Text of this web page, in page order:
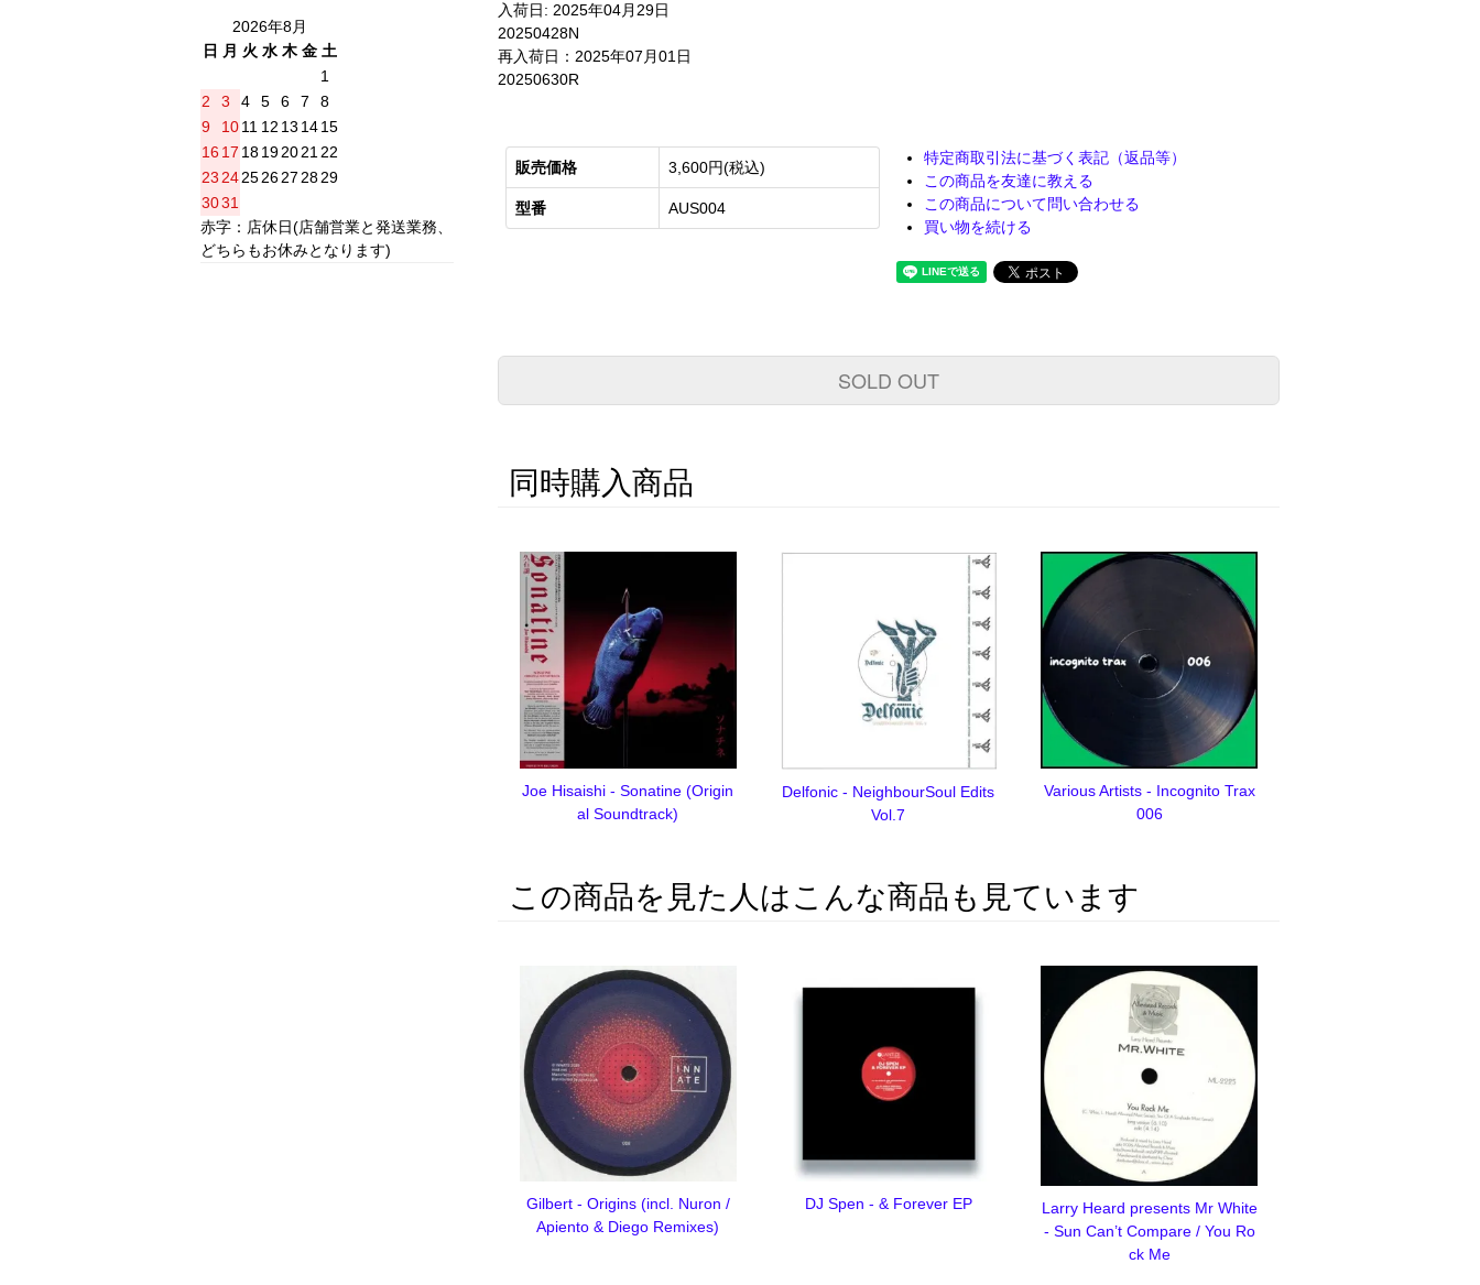
入荷日: 2025年04月29日
20250428N
再入荷日：2025年07月01日
20250630R
販売価格 3,600円(税込)
型番 AUS004
特定商取引法に基づく表記（返品等）
この商品を友達に教える
この商品について問い合わせる
買い物を続ける
SOLD OUT
同時購入商品
Joe Hisaishi - Sonatine (Origin
al Soundtrack)
Delfonic - NeighbourSoul Edits
Vol.7
Various Artists - Incognito Trax
006
この商品を見た人はこんな商品も見ています
Gilbert - Origins (incl. Nuron /
Apiento & Diego Remixes)
DJ Spen - & Forever EP
Larry Heard presents Mr White
- Sun Can’t Compare / You Ro
ck Me
2026年8月
日
月 火 水 木 金 土
1
2
3 4 5 6 7
8
9
1011 12 13 1415
16 17 18192021 22
23 24252627 2829
3031
赤字：店休日(店舗営業と発送業務、
どちらもお休みとなります)